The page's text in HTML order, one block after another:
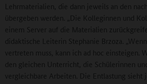
Lehrmaterialien, die dann jeweils an den
übergeben werden. „Die Kolleginnen und
einem Server auf die Materialien
didaktische Leiterin Stephanie Brzoza.
vertreten muss, kann ich ad hoc einsteigen.
den gleichen Unterricht, die Schülerinnen
vergleichbare Arbeiten. Die Entlastung sieht